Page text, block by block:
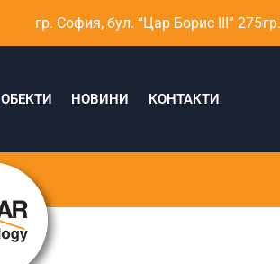
гр. София, бул. “Цар Борис III” 275
ОБЕКТИ НОВИНИ КОНТАКТИ